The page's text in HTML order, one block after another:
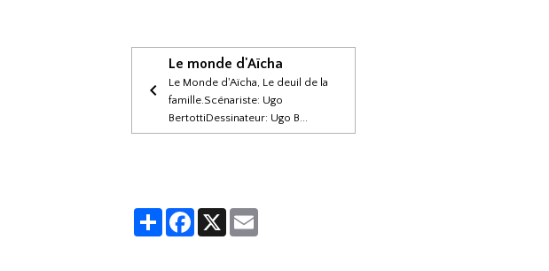
Le monde d'Aïcha
Le Monde d'Aïcha, Le deuil de la
famille.Scénariste: Ugo
BertottiDessinateur: Ugo B...
PartagerFacebook
X